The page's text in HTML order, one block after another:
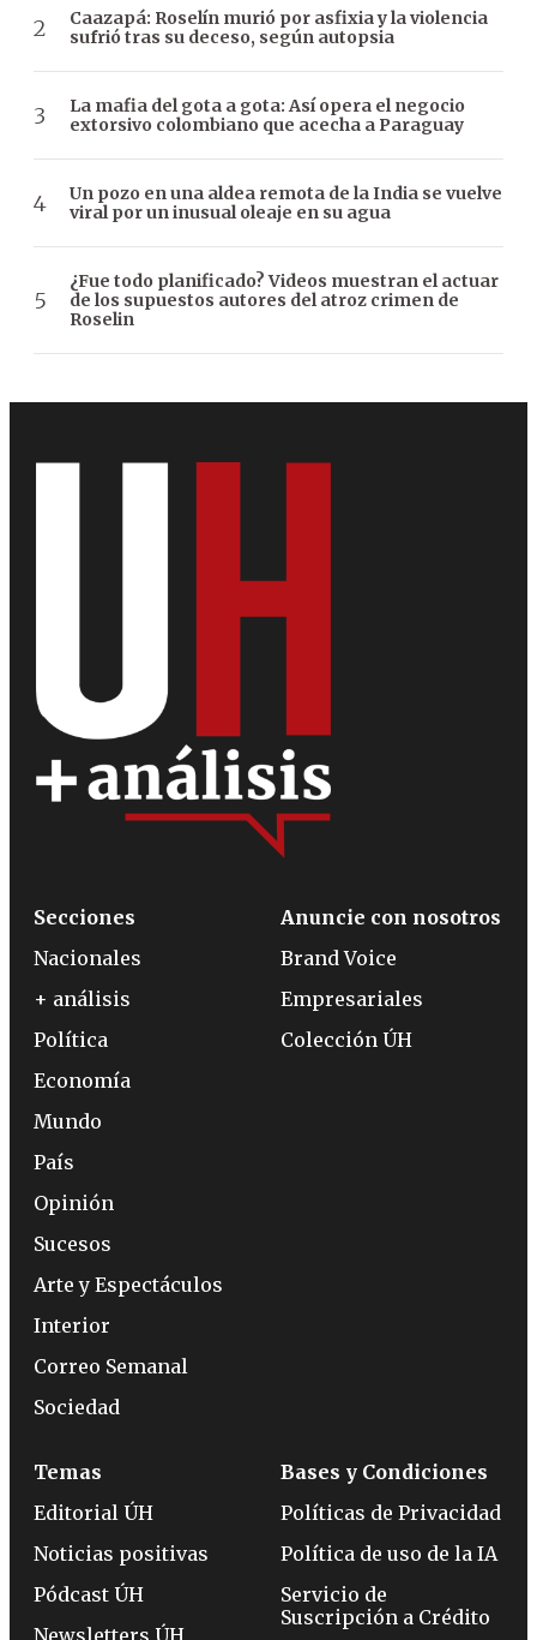
Caazapá: Roselín murió por asfixia y la violencia
sufrió tras su deceso, según autopsia
La mafia del gota a gota: Así opera el negocio
extorsivo colombiano que acecha a Paraguay
Un pozo en una aldea remota de la India se vuelve
viral por un inusual oleaje en su agua
¿Fue todo planificado? Videos muestran el actuar
de los supuestos autores del atroz crimen de
Roselin
Secciones
Nacionales
+ análisis
Política
Economía
Mundo
País
Opinión
Sucesos
Arte y Espectáculos
Interior
Correo Semanal
Sociedad
Anuncie con nosotros
Brand Voice
Empresariales
Colección ÚH
Temas
Editorial ÚH
Noticias positivas
Pódcast ÚH
Newsletters ÚH
Bases y Condiciones
Políticas de Privacidad
Política de uso de la IA
Servicio de
Suscripción a Crédito